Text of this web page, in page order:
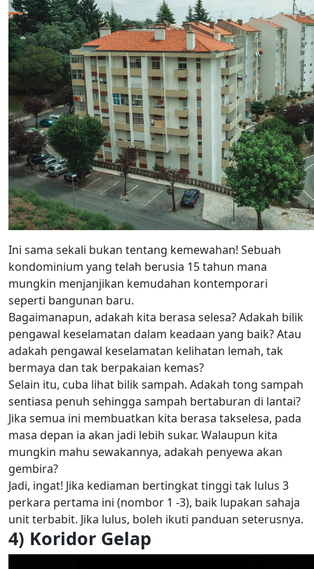
Ini sama sekali bukan tentang kemewahan! Sebuah
kondominium yang telah berusia 15 tahun mana
mungkin menjanjikan kemudahan kontemporari
seperti bangunan baru.
Bagaimanapun, adakah kita berasa selesa? Adakah bilik
pengawal keselamatan dalam keadaan yang baik? Atau
adakah pengawal keselamatan kelihatan lemah, tak
bermaya dan tak berpakaian kemas?
Selain itu, cuba lihat bilik sampah. Adakah tong sampah
sentiasa penuh sehingga sampah bertaburan di lantai?
Jika semua ini membuatkan kita berasa takselesa, pada
masa depan ia akan jadi lebih sukar. Walaupun kita
mungkin mahu sewakannya, adakah penyewa akan
gembira?
Jadi, ingat! Jika kediaman bertingkat tinggi tak lulus 3
perkara pertama ini (nombor 1 -3), baik lupakan sahaja
unit terbabit. Jika lulus, boleh ikuti panduan seterusnya.
4) Koridor Gelap